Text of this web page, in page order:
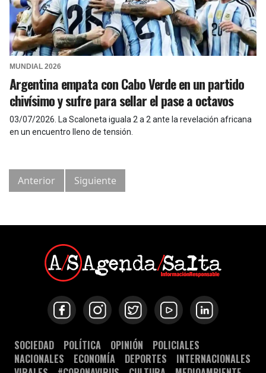
MUNDIAL 2026
Argentina empata con Cabo Verde en un partido
chivísimo y sufre para sellar el pase a octavos
03/07/2026 La Scaloneta iguala 2 a 2 ante la revelación africana
en un encuentro lleno de tensión.
Anterior Siguiente
SOCIEDAD POLÍTICA OPINIÓN
POLICIALES
NACIONALES
ECONOMÍA DEPORTES
INTERNACIONALES